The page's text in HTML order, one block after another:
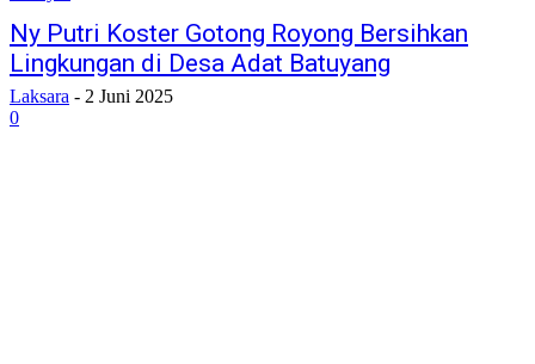
Ny Putri Koster Gotong Royong Bersihkan
Lingkungan di Desa Adat Batuyang
Laksara - 2 Juni 2025
0